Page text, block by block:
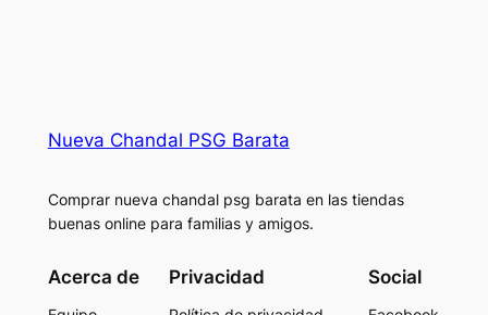
Nueva Chandal PSG Barata
Comprar nueva chandal psg barata en las tiendas
buenas online para familias y amigos.
Acerca de Privacidad Social